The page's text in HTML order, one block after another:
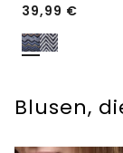
39,99 €
Blusen,